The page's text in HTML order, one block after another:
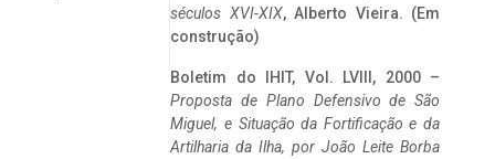
séculos XVI-XIX, Alberto Vieira. (Em
construção)
Boletim do IHIT, Vol. LVIII, 2000 –
Proposta de Plano Defensivo de São
Miguel, e Situação da Fortificação e da
Artilharia da Ilha, por João Leite Borba